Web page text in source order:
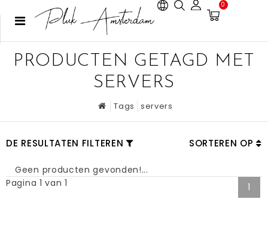
0
PRODUCTEN GETAGD MET
SERVERS
Tags servers
DE RESULTATEN FILTEREN SORTEREN OP
Geen producten gevonden!...
Pagina 1 van 1
1